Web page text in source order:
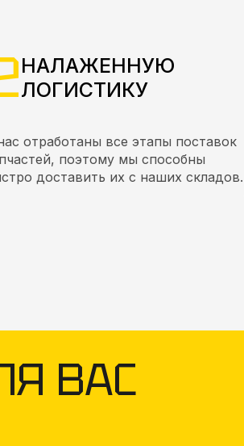
НАЛАЖЕННУЮ
ЛОГИСТИКУ
отработаны все этапы поставок
поэтому мы способны
доставить их с наших складов.
ВАС